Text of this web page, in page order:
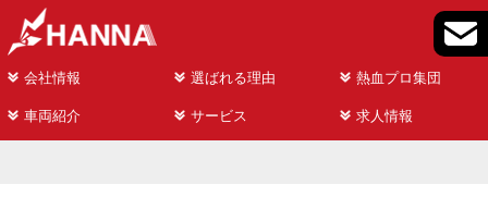
会社情報 選ばれる理由 熱血プロ集団
車両紹介 サービス 求人情報